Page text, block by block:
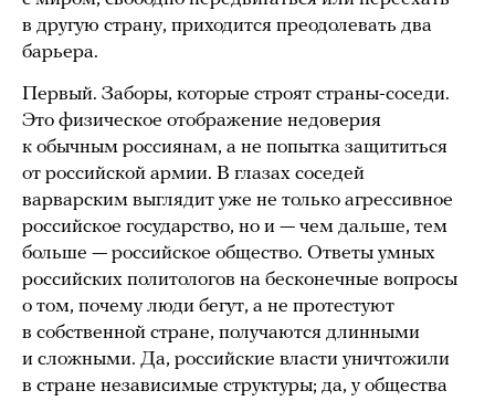
в другую страну, приходится преодолевать два
барьера.
Первый. Заборы, которые строят страны-соседи.
Это физическое отображение недоверия
к обычным россиянам, а не попытка защититься
от российской армии. В глазах соседей
варварским выглядит уже не только агрессивное
российское государство, но и — чем дальше, тем
больше — российское общество. Ответы умных
российских политологов на бесконечные вопросы
о том, почему люди бегут, а не протестуют
в собственной стране, получаются длинными
и сложными. Да, российские власти уничтожили
в стране независимые структуры; да, у общества